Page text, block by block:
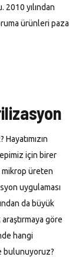
yılından
ürünleri paza
için birer
mikrop üreten
uygulaması
da büyük
göre
hangi
bulunuyoruz?